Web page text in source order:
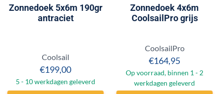
Zonnedoek 5x6m 190gr
antraciet
Merk:
Coolsail
Prijs: 199,00
€199,00
5 - 10 werkdagen geleverd
Zonnedoek 4x6m
CoolsailPro grijs
Merk:
CoolsailPro
Prijs: 164,95
€164,95
Op voorraad, binnen 1 - 2
werkdagen geleverd